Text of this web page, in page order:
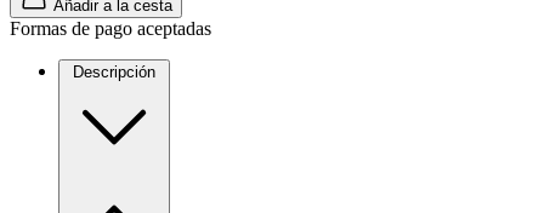
Añadir a la cesta
Formas de pago aceptadas
Descripción